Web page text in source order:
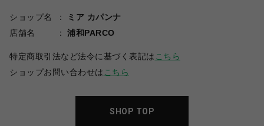
ショップ名
ミア カパンナ
店舗名
浦和PARCO
特定商取引法など法令に基づく表記は こちら
ショップお問い合わせは こちら
SHOP TOP